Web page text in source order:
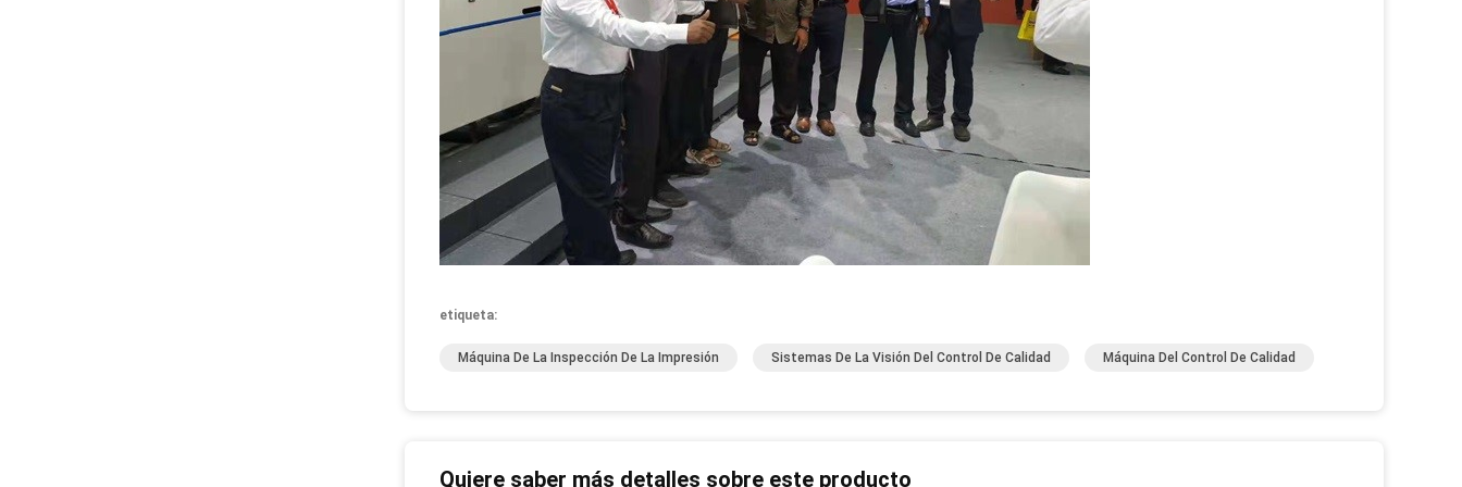
etiqueta:
Máquina De La Inspección De La Impresión Sistemas De La Visión Del Control De Calidad Máquina Del Control De Calidad
Quiere saber más detalles sobre este producto